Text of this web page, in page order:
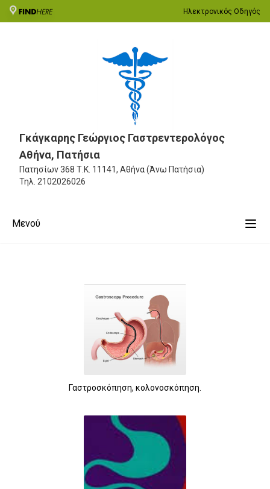
Ηλεκτρονικός Οδηγός
Γκάγκαρης Γεώργιος Γαστρεντερολόγος
Αθήνα, Πατήσια
Πατησίων 368 Τ.Κ. 11141, Αθήνα (Άνω Πατήσια)
Τηλ. 2102026026
Μενού
Γαστροσκόπηση, κολονοσκόπηση.